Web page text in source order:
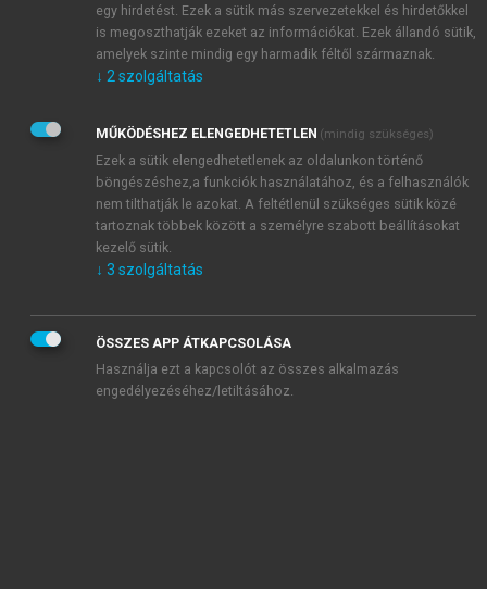
Kérek értesítést a MeRSZ újdonságairól, akcióiról.
Kérek értesítést az Akadémiai Kiadó Zrt. újdonságairól,
Adatkezelési tájékoztatóbanfoglaltakat tudomásul
veszem és elfogadom.
Általános vásárlási feltételeket, valamint a szotar.netés a
mersz.huoldalak licencszerződéseiben foglaltakat
tudomásul veszem és elfogadom.
KIPRÓBÁLOM
egy hirdetést. Ezek a sütik más szervezetekkel és hirdetőkkel
is megoszthatják ezeket az információkat. Ezek állandó sütik,
amelyek szinte mindig egy harmadik féltől származnak.
↓ 2 szolgáltatás
MŰKÖDÉSHEZ ELENGEDHETETLEN (mindig szükséges)
Ezek a sütik elengedhetetlenek az oldalunkon történő
böngészéshez,a funkciók használatához, és a felhasználók
nem tilthatják le azokat. A feltétlenül szükséges sütik közé
tartoznak többek között a személyre szabott beállításokat
kezelő sütik.
↓ 3 szolgáltatás
ÖSSZES APP ÁTKAPCSOLÁSA
Használja ezt a kapcsolót az összes alkalmazás
engedélyezéséhez/letiltásához.